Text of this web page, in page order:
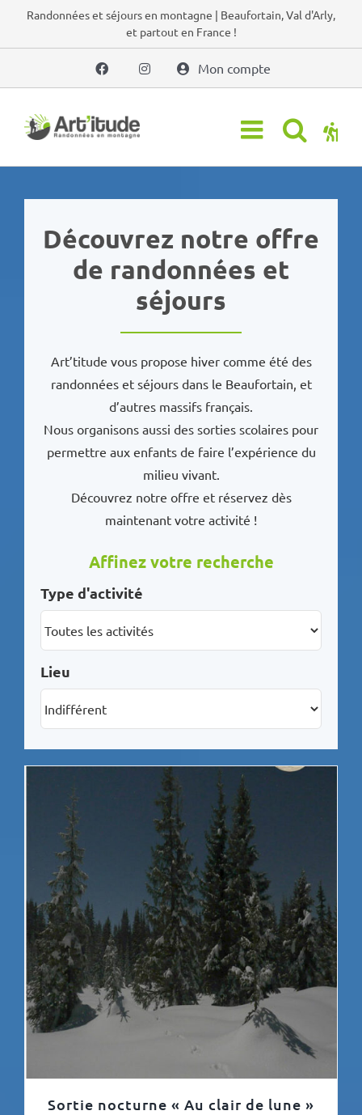
PasserRandonnées et séjours en montagne | Beaufortain, Val d'Arly,
et partout en France !
Mon compte
Découvrez notre offre
de randonnées et
séjours
Art’titude vous propose hiver comme été des
randonnées et séjours dans le Beaufortain, et
d’autres massifs français.
Nous organisons aussi des sorties scolaires pour
permettre aux enfants de faire l’expérience du
milieu vivant.
Découvrez notre offre et réservez dès
maintenant votre activité !
Affinez votre recherche
Type d'activité
Lieu
Sortie nocturne « Au clair de lune »